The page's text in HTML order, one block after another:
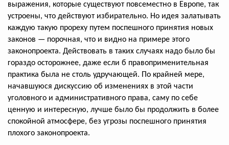
выражения, которые существуют повсеместно в Европе, так
устроены, что действуют избирательно. Но идея залатывать
каждую такую прореху путем поспешного принятия новых
законов — порочная, что и видно на примере этого
законопроекта. Действовать в таких случаях надо было бы
гораздо осторожнее, даже если б правоприменительная
практика была не столь удручающей. По крайней мере,
начавшуюся дискуссию об изменениях в этой части
уголовного и административного права, саму по себе
ценную и интересную, лучше было бы продолжить в более
спокойной атмосфере, без угрозы поспешного принятия
плохого законопроекта.